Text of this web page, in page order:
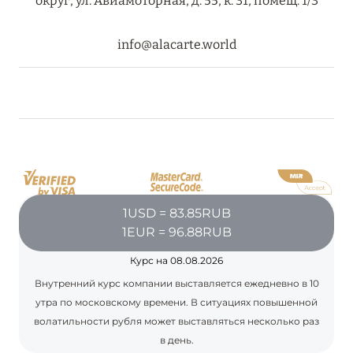
30 июля 2024
ONE&ONLY PORTONOVI: В АВГУСТЕ ПО
СПЕЦИАЛЬНЫМ ЦЕНАМ
BIJAL: АКТУАЛЬНЫЕ СПЕЦИАЛЬНЫЕ
info@alacarte.world
1USD = 83.85RUB
1EUR = 96.88RUB
Курс на 08.08.2026
Внутренний курс компании выставляется ежедневно в 10
утра по московскому времени. В ситуациях повышенной
волатильности рубля может выставляться несколько раз
в день.